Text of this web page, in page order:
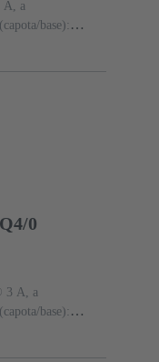
A, a
base):
0
3 A, a
base):